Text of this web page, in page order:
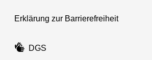
Erklärung zur Barrierefreiheit
DGS